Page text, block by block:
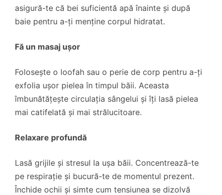
asigură-te că bei suficientă apă înainte și după
baie pentru a-ți menține corpul hidratat.
Fă un masaj ușor
Folosește o loofah sau o perie de corp pentru a-ți
exfolia ușor pielea în timpul băii. Aceasta
îmbunătățește circulația sângelui și îți lasă pielea
mai catifelată și mai strălucitoare.
Relaxare profundă
Lasă grijile și stresul la ușa băii. Concentrează-te
pe respirație și bucură-te de momentul prezent.
Închide ochii și simte cum tensiunea se dizolvă